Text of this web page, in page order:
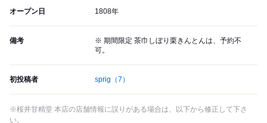
オープン日 1808年
備考
※ 期間限定 茶巾しぼり栗きんとんは、予約不
可。
初投稿者 sprig （7）
※桜井甘精堂 本店の店舗情報に誤りがある場合は、以下から修正して下さ
い。